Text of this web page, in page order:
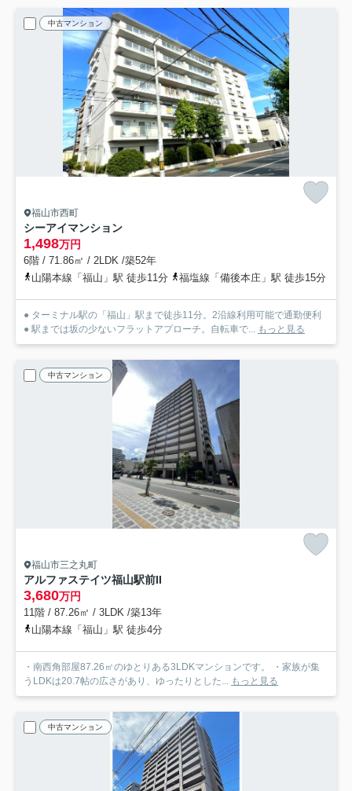
中古マンション
福山市西町
シーアイマンション
1,498万円
6階 / 71.86㎡ / 2LDK /築52年
山陽本線「福山」駅 徒歩11分
福塩線「備後本庄」駅 徒歩15分
● ターミナル駅の「福山」駅まで徒歩11分。2沿線利用可能で通勤便利
● 駅までは坂の少ないフラットアプローチ。自転車で... もっと見る
中古マンション
福山市三之丸町
アルファステイツ福山駅前II
3,680万円
11階 / 87.26㎡ / 3LDK /築13年
山陽本線「福山」駅 徒歩4分
・南西角部屋87.26㎡のゆとりある3LDKマンションです。 ・家族が集
うLDKは20.7帖の広さがあり、ゆったりとした... もっと見る
中古マンション